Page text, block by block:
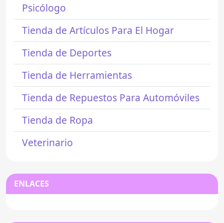
Psicólogo
Tienda de Artículos Para El Hogar
Tienda de Deportes
Tienda de Herramientas
Tienda de Repuestos Para Automóviles
Tienda de Ropa
Veterinario
ENLACES